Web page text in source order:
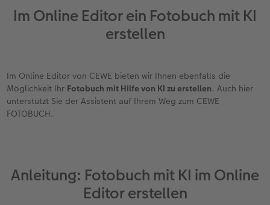
Im Online Editor ein Fotobuch mit KI
erstellen
Im Online Editor von CEWE bieten wir Ihnen ebenfalls die
Möglichkeit Ihr Fotobuch mit Hilfe von KI zu erstellen. Auch hier
unterstützt Sie der Assistent auf Ihrem Weg zum CEWE
FOTOBUCH.
Anleitung: Fotobuch mit KI im Online
Editor erstellen